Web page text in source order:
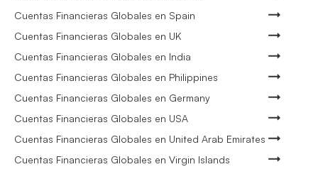
Cuentas Financieras Globales en Spain
Cuentas Financieras Globales en UK
Cuentas Financieras Globales en India
Cuentas Financieras Globales en Philippines
Cuentas Financieras Globales en Germany
Cuentas Financieras Globales en USA
Cuentas Financieras Globales en United Arab Emirates
Cuentas Financieras Globales en Virgin Islands